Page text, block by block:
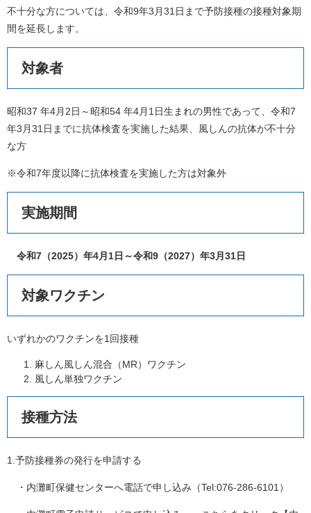
不十分な方については、令和9年3月31日まで予防接種の接種対象期
間を延長します。
対象者
昭和37 年4月2日～昭和54 年4月1日生まれの男性であって、令和7
年3月31日までに抗体検査を実施した結果、風しんの抗体が不十分
な方
※令和7年度以降に抗体検査を実施した方は対象外
実施期間
令和7（2025）年4月1日～令和9（2027）年3月31日
対象ワクチン
いずれかのワクチンを1回接種
麻しん風しん混合（MR）ワクチン
風しん単独ワクチン
接種方法
1.予防接種券の発行を申請する
・内灘町保健センターへ電話で申し込み（Tel:076-286-6101）